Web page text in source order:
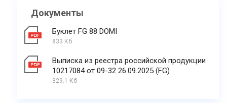
Документы
Буклет FG 88 DOMI
833 Кб
Выписка из реестра российской продукции
10217084 от 09-32 26.09.2025 (FG)
329.1 Кб